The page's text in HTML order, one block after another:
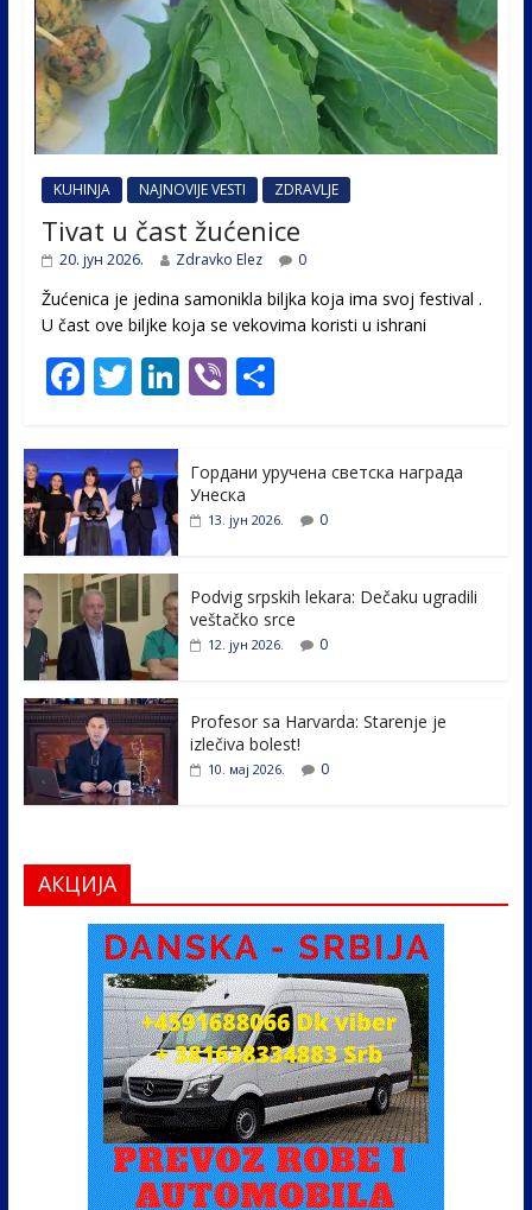
KUHINJA NAJNOVIJE VESTI ZDRAVLJE
Tivat u čast žućenice
20. јун 2026. Zdravko Elez 0
Žućenica je jedina samonikla biljka koja ima svoj festival .
U čast ovе biljke koja se vekovima koristi u ishrani
F
e
b
o
o
k
T
itt
er
Li
e
dI
Vi S
e
Гордани уручена светска награда
Унеска
13. јун 2026. 0
Podvig srpskih lekara: Dečaku ugradili
veštačko srce
12. јун 2026. 0
Profesor sa Harvarda: Starenje je
izlečiva bolest!
10. мај 2026. 0
АКЦИЈА